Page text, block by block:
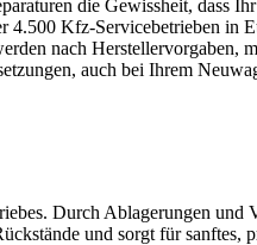
die Gewissheit, dass
Kfz-Servicebetrieben in
nach Herstellervorgaben,
auch bei Ihrem
Durch Ablagerungen und
und sorgt für sanftes,